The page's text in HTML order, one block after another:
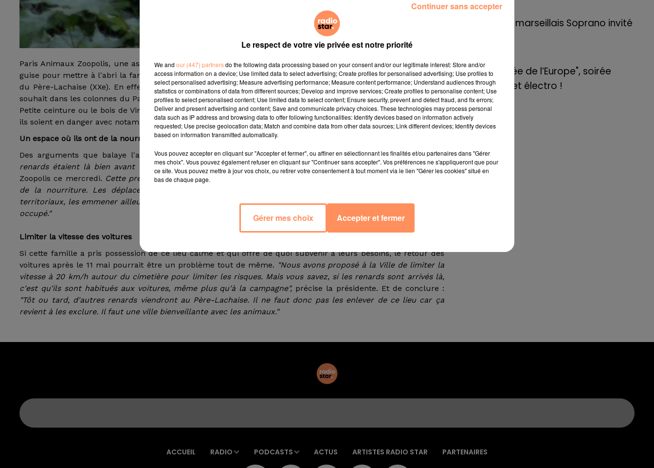
Paris Animaux Zoopolis, une association de défense de la cause animale, n'entend pas laisser la Ville agir à sa
guise pour mettre à l'abri la famille de renards qui a élu domicile depuis quelques semaines dans le cimetière
du Père-Lachaise (XXe). En effet, Pénélope Komitès, l'adjointe aux espaces verts d'Anne Hidalgo, avait émis le
souhait dans les colonnes du Parisien dimanche de déplacer le couple et les quatre renardeaux ailleurs, vers la
Petite ceinture ou le bois de Vincennes notamment. Pourquoi : pour éviter qu'une fois le déconfinement lancé,
ils soient en danger avec notamment le retour de la circulation.
Un espace où ils ont de la nourriture
Des arguments que balaye l'association qui a écrit à l'élue en demandant des engagements fermes."Les
renards étaient là bien avant le confinement,attaque Amandine Sanvisens, la présidente de Paris Animaux
Zoopolis ce mercredi. Cette présence prouve qu'il s'agit d'un choix car ils avaient là accès à un territoire et à
de la nourriture. Les déplacer bouleverserait l'éducation des renardeaux. De même, ces animaux sont
territoriaux, les emmener ailleurs pourrait les mettre en danger car ils pourraient arriver sur un territoire déjà
occupé."
Limiter la vitesse des voitures
Si cette famille a pris possession de ce lieu calme et qui offre de quoi subvenir à leurs besoins, le retour des
voitures après le 11 mai pourrait être un problème tout de même. "Nous avons proposé à la Ville de limiter la
vitesse à 20 km/h autour du cimetière pour limiter les risques. Mais vous savez, si les renards sont arrivés là,
c'est qu'ils sont habitués aux voitures, même plus qu'à la campagne", précise la présidente. Et de conclure :
"Tôt ou tard, d'autres renards viendront au Père-Lachaise. Il ne faut donc pas les enlever de ce lieu car ça
revient à les exclure. Il faut une ville bienveillante avec les animaux."
8 mai 2022
Le rappeur marseillais Soprano invité
Aix : "Journée de l’Europe", soirée
danse et set électro !
ACCUEIL RADIO PODCASTS ACTUS ARTISTES RADIO STAR PARTENAIRES
Le respect de votre vie privée est notre priorité
We and our (447) partnersdo the following data processing based on your consent and/or our legitimate interest: Store and/or
access information on a device; Use limited data to select advertising; Create profiles for personalised advertising; Use profiles to
select personalised advertising; Measure advertising performance; Measure content performance; Understand audiences through
statistics or combinations of data from different sources; Develop and improve services; Create profiles to personalise content; Use
profiles to select personalised content; Use limited data to select content; Ensure security, prevent and detect fraud, and fix errors;
Deliver and present advertising and content; Save and communicate privacy choices. These technologies may process personal
data such as IP address and browsing data to offer following functionalities: Identify devices based on information actively
requested; Use precise geolocation data; Match and combine data from other data sources; Link different devices; Identify devices
based on information transmitted automatically.
Vous pouvez accepter en cliquant sur "Accepter et fermer", ou affiner en sélectionnant les finalités et/ou partenaires dans "Gérer
mes choix". Vous pouvez également refuser en cliquant sur "Continuer sans accepter". Vos préférences ne s'appliqueront que pour
ce site. Vous pouvez mettre à jour vos choix, ou retirer votre consentement à tout moment via le lien "Gérer les cookies" situé en
bas de chaque page.
Gérer mes choix Accepter et fermer
Continuer sans accepter